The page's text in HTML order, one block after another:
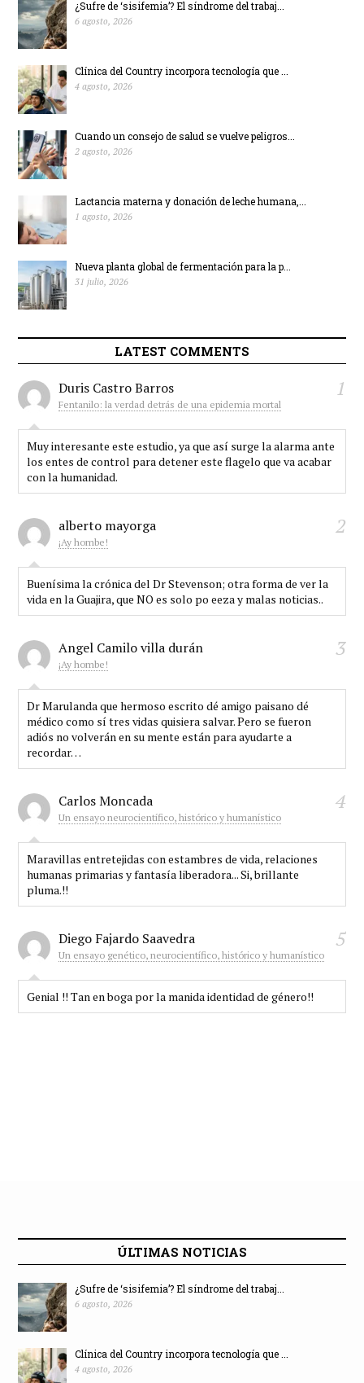
¿Sufre de ‘sisifemia’? El síndrome del trabaj...
6 agosto, 2026
Clínica del Country incorpora tecnología que ...
4 agosto, 2026
Cuando un consejo de salud se vuelve peligros...
2 agosto, 2026
Lactancia materna y donación de leche humana,...
1 agosto, 2026
Nueva planta global de fermentación para la p...
31 julio, 2026
LATEST COMMENTS
Duris Castro Barros 1
Fentanilo: la verdad detrás de una epidemia mortal
Muy interesante este estudio, ya que así surge la alarma ante
los entes de control para detener este flagelo que va acabar
con la humanidad.
alberto mayorga 2
¡Ay hombe!
Buenísima la crónica del Dr Stevenson; otra forma de ver la
vida en la Guajira, que NO es solo po eeza y malas noticias..
Angel Camilo villa durán 3
¡Ay hombe!
Dr Marulanda que hermoso escrito dé amigo paisano dé
médico como sí tres vidas quisiera salvar. Pero se fueron
adiós no volverán en su mente están para ayudarte a
recordar…
Carlos Moncada 4
Un ensayo neurocientífico, histórico y humanístico
Maravillas entretejidas con estambres de vida, relaciones
humanas primarias y fantasía liberadora... Si, brillante
pluma.!!
Diego Fajardo Saavedra 5
Un ensayo genético, neurocientífico, histórico y humanístico
Genial !! Tan en boga por la manida identidad de género!!
ÚLTIMAS NOTICIAS
¿Sufre de ‘sisifemia’? El síndrome del trabaj...
6 agosto, 2026
Clínica del Country incorpora tecnología que ...
4 agosto, 2026